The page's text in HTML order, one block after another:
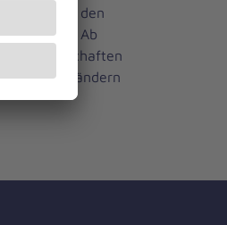
in den
statt. Ab
in Botschaften
Ländern